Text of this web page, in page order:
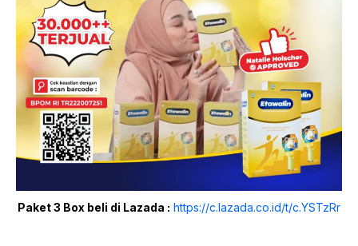
Paket 3 Box beli di Lazada : https://c.lazada.co.id/t/c.YSTzRr